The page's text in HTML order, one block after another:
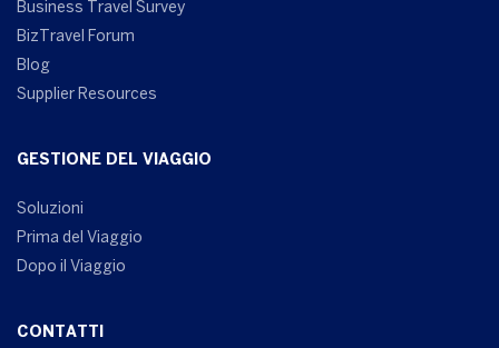
Business Travel Survey
BizTravel Forum
Blog
Supplier Resources
GESTIONE DEL VIAGGIO
Soluzioni
Prima del Viaggio
Dopo il Viaggio
CONTATTI